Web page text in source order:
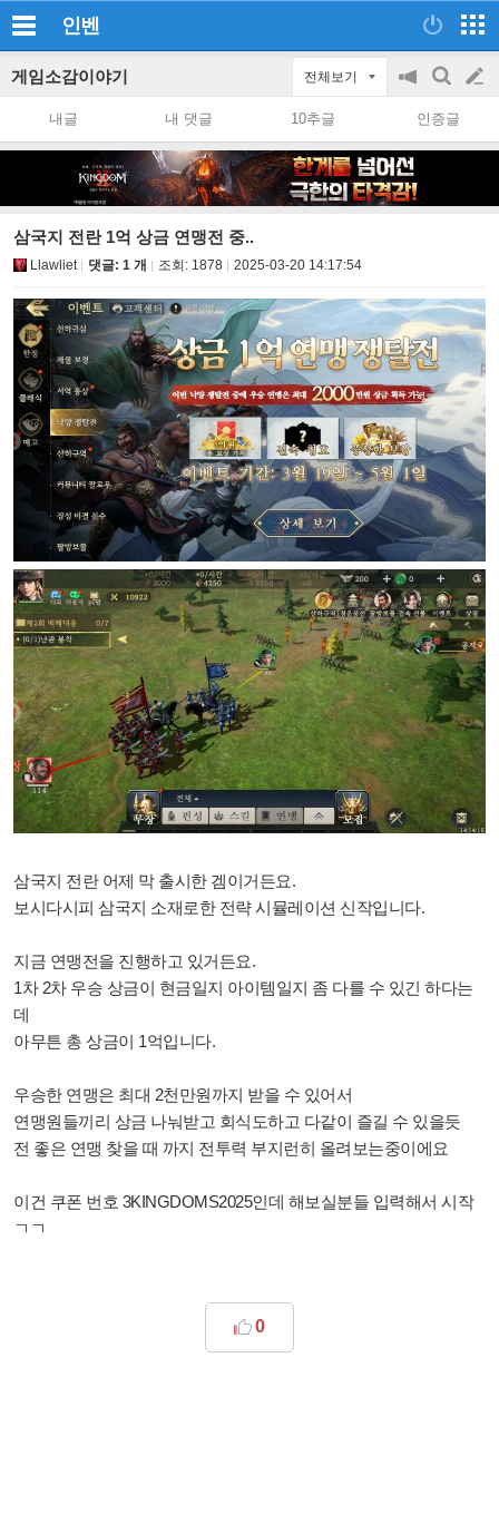
인벤
게임소감이야기 전체보기
공
on/off
검
색
글
쓰
내글 내 댓글 10추글 인증글
삼국지 전란 1억 상금 연맹전 중..
Llawliet 댓글: 1 개 조회: 1878 2025-03-20 14:17:54
삼국지 전란 어제 막 출시한 겜이거든요.
보시다시피 삼국지 소재로한 전략 시뮬레이션 신작입니다.
지금 연맹전을 진행하고 있거든요.
1차 2차 우승 상금이 현금일지 아이템일지 좀 다를 수 있긴 하다는
데
아무튼 총 상금이 1억입니다.
우승한 연맹은 최대 2천만원까지 받을 수 있어서
연맹원들끼리 상금 나눠받고 회식도하고 다같이 즐길 수 있을듯
전 좋은 연맹 찾을 때 까지 전투력 부지런히 올려보는중이에요
이건 쿠폰 번호 3KINGDOMS2025인데 해보실분들 입력해서 시작
ㄱㄱ
0